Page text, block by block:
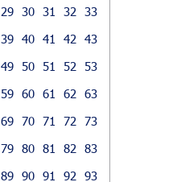
29 30 31 32
33
39 40 41 42
43
49 50 51 52
53
59 60 61 62
63
69 70 71 72
73
79 80 81 82
83
89 90 91 92
93